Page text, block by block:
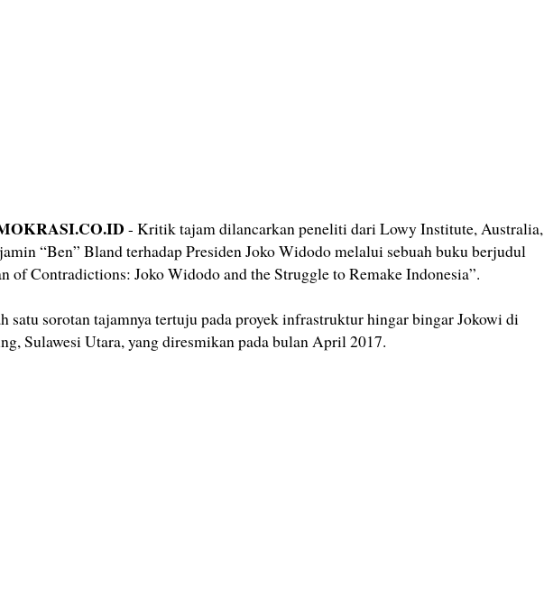
- Kritik tajam dilancarkan peneliti dari Lowy Institute, Australia,
“Ben” Bland terhadap Presiden Joko Widodo melalui sebuah buku berjudul
of Contradictions: Joko Widodo and the Struggle to Remake Indonesia”.
satu sorotan tajamnya tertuju pada proyek infrastruktur hingar bingar Jokowi di
Sulawesi Utara, yang diresmikan pada bulan April 2017.